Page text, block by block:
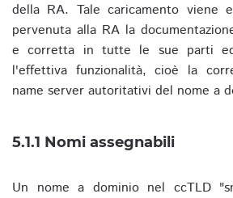
della RA. Tale caricamento viene
pervenuta alla RA la
e corretta in tutte le sue parti
l'effettiva funzionalità, cioè la
name server autoritativi del nome a
5.1.1 Nomi assegnabili
Un nome a dominio nel ccTLD